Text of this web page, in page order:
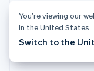
Terminal
Treasury
You’re viewing our
in the United States.
Switch to the